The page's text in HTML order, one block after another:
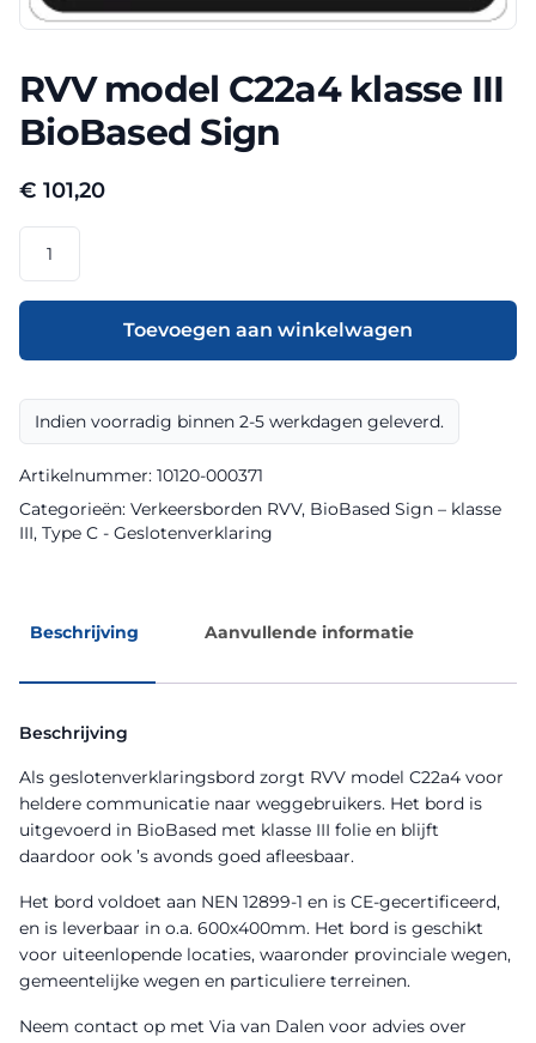
RVV model C22a4 klasse III
BioBased Sign
€ 101,20
model
C22a4
III
Sign
aantal
Toevoegen aan winkelwagen
Indien voorradig binnen 2-5 werkdagen geleverd.
Artikelnummer: 10120-000371
Categorieën: Verkeersborden RVV, BioBased Sign – klasse
III, Type C - Geslotenverklaring
Beschrijving Aanvullende informatie
Beschrijving
Als geslotenverklaringsbord zorgt RVV model C22a4 voor
heldere communicatie naar weggebruikers. Het bord is
uitgevoerd in BioBased met klasse III folie en blijft
daardoor ook ’s avonds goed afleesbaar.
Het bord voldoet aan NEN 12899-1 en is CE-gecertificeerd,
en is leverbaar in o.a. 600x400mm. Het bord is geschikt
voor uiteenlopende locaties, waaronder provinciale wegen,
gemeentelijke wegen en particuliere terreinen.
Neem contact op met Via van Dalen voor advies over